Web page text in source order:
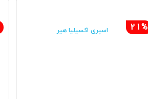
21%